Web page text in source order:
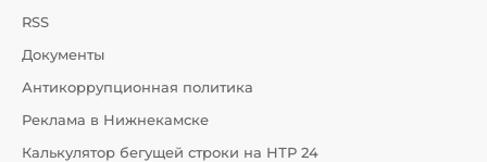
RSS
Документы
Антикоррупционная политика
Реклама в Нижнекамске
Калькулятор бегущей строки на НТР 24